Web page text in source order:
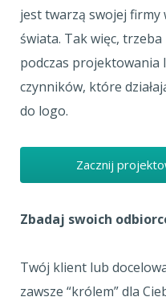
jest twarzą swojej
świata. Tak więc,
podczas projektowania
czynników, które
do logo.
Zacznij
Zbadaj swoich
Twój klient lub
zawsze “królem” dla